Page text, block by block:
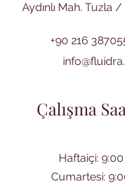
Aydınlı Mah. Tuzla
+90 216
Çalışma
Haftaiçi:
Cumartesi: